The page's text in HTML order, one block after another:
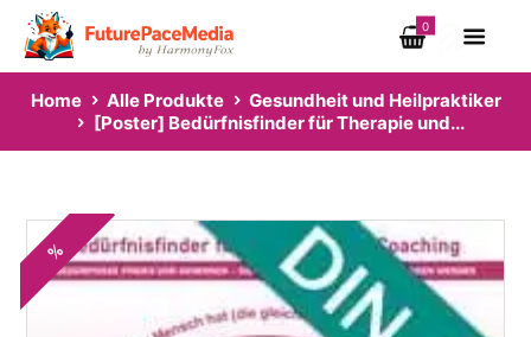
0
Home Alle Produkte
Gesundheit und Heilpraktiker
[Poster] Bedürfnisfinder für Therapie und...
%